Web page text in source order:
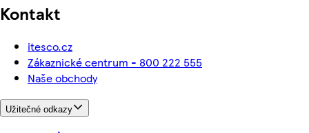
Kontakt
itesco.cz
Zákaznické centrum - 800 222 555
Naše obchody
Užitečné odkazy